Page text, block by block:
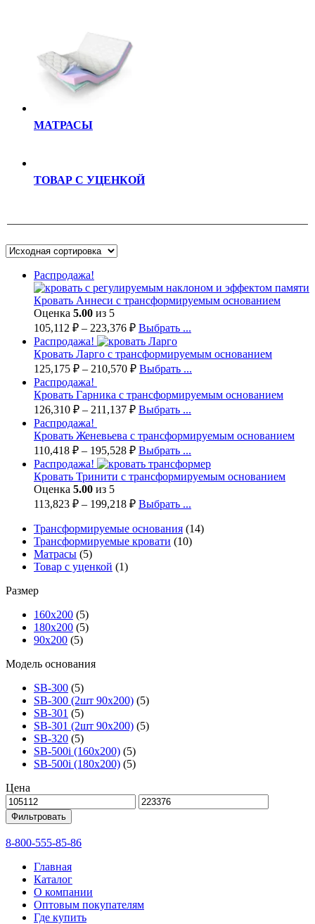
МАТРАСЫ
ТОВАР С УЦЕНКОЙ
Распродажа!
Кровать Аннеси с трансформируемым основанием
Оценка 5.00 из 5
105,112 ₽ – 223,376 ₽ Выбрать ...
Распродажа!
Кровать Ларго с трансформируемым основанием
125,175 ₽ – 210,570 ₽ Выбрать ...
Распродажа!
Кровать Гарника с трансформируемым основанием
126,310 ₽ – 211,137 ₽ Выбрать ...
Распродажа!
Кровать Женевьева с трансформируемым основанием
110,418 ₽ – 195,528 ₽ Выбрать ...
Распродажа!
Кровать Тринити с трансформируемым основанием
Оценка 5.00 из 5
113,823 ₽ – 199,218 ₽ Выбрать ...
Трансформируемые основания (14)
Трансформируемые кровати (10)
Матрасы (5)
Товар с уценкой (1)
Размер
160х200 (5)
180х200 (5)
90х200 (5)
Модель основания
SB-300 (5)
SB-300 (2шт 90х200) (5)
SB-301 (5)
SB-301 (2шт 90х200) (5)
SB-320 (5)
SB-500i (160x200) (5)
SB-500i (180x200) (5)
Цена
Фильтровать
8-800-555-85-86
Главная
Каталог
О компании
Оптовым покупателям
Где купить